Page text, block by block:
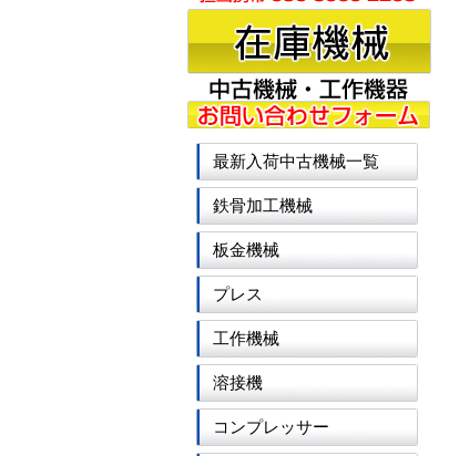
最新入荷中古機械一覧
鉄骨加工機械
板金機械
プレス
工作機械
溶接機
コンプレッサー